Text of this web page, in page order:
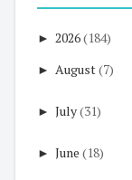
► 2026(184)
► August(7)
► July(31)
► June (18)